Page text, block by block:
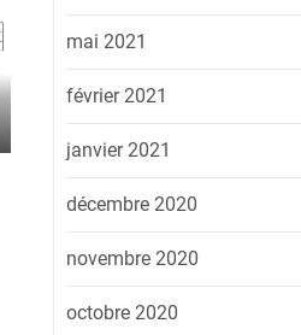
mai 2021
février 2021
janvier 2021
décembre 2020
novembre 2020
octobre 2020